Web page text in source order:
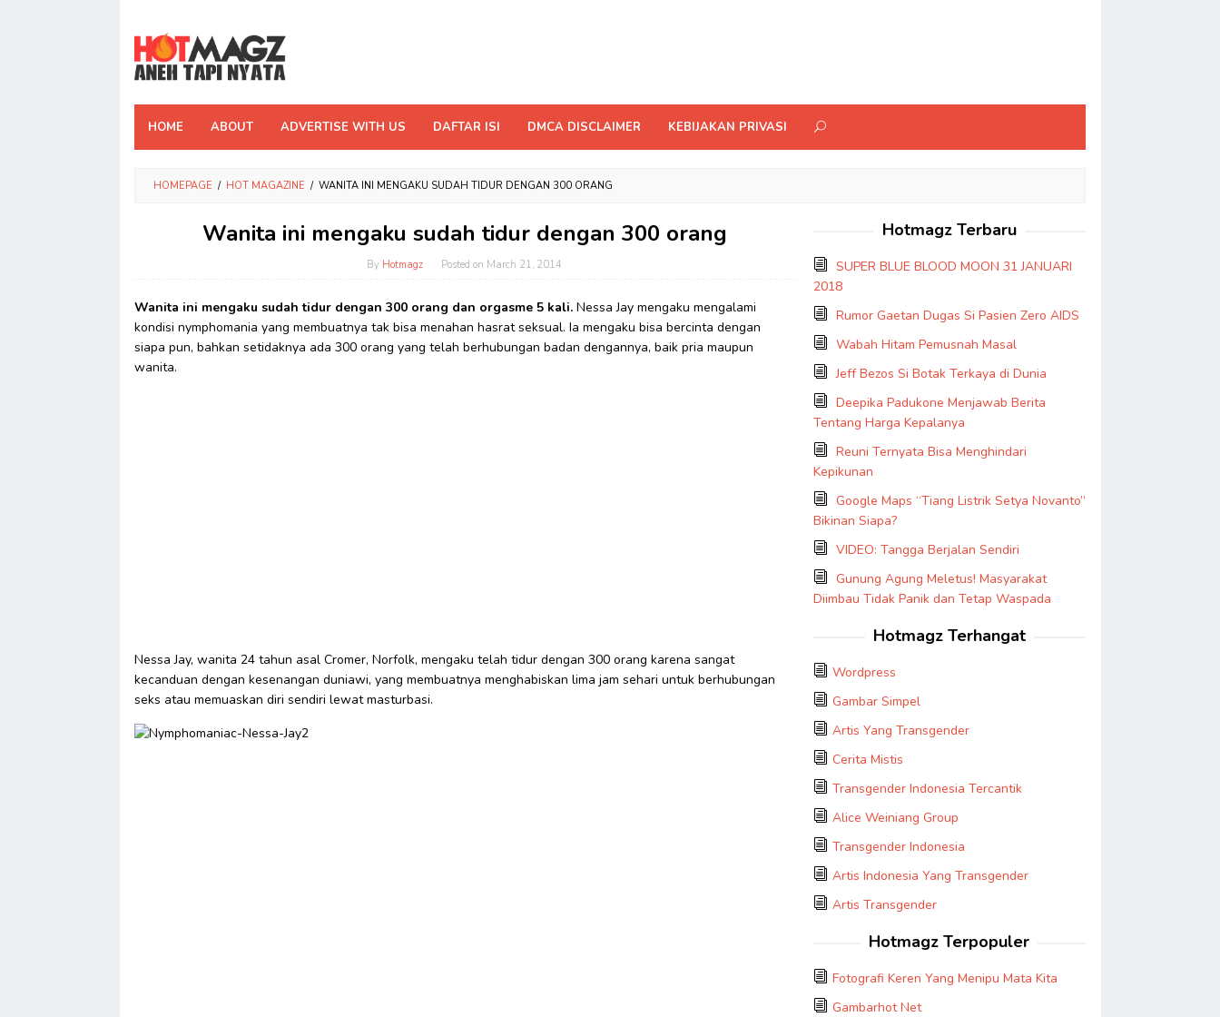
content
HOME ABOUT ADVERTISE WITH US DAFTAR ISI DMCA DISCLAIMER KEBIJAKAN PRIVASI
HOMEPAGE / HOT MAGAZINE / WANITA INI MENGAKU SUDAH TIDUR DENGAN 300 ORANG
Wanita ini mengaku sudah tidur dengan 300 orang
By Hotmagz Posted on March 21, 2014
Wanita ini mengaku sudah tidur dengan 300 orang dan orgasme 5 kali. Nessa Jay mengaku mengalami
kondisi nymphomania yang membuatnya tak bisa menahan hasrat seksual. Ia mengaku bisa bercinta dengan
siapa pun, bahkan setidaknya ada 300 orang yang telah berhubungan badan dengannya, baik pria maupun
wanita.
Nessa Jay, wanita 24 tahun asal Cromer, Norfolk, mengaku telah tidur dengan 300 orang karena sangat
kecanduan dengan kesenangan duniawi, yang membuatnya menghabiskan lima jam sehari untuk berhubungan
seks atau memuaskan diri sendiri lewat masturbasi.
Hotmagz Terbaru
SUPER BLUE BLOOD MOON 31 JANUARI
2018
Rumor Gaetan Dugas Si Pasien Zero AIDS
Wabah Hitam Pemusnah Masal
Jeff Bezos Si Botak Terkaya di Dunia
Deepika Padukone Menjawab Berita
Tentang Harga Kepalanya
Reuni Ternyata Bisa Menghindari
Kepikunan
Google Maps “Tiang Listrik Setya Novanto”
Bikinan Siapa?
VIDEO: Tangga Berjalan Sendiri
Gunung Agung Meletus! Masyarakat
Diimbau Tidak Panik dan Tetap Waspada
Hotmagz Terhangat
Wordpress
Gambar Simpel
Artis Yang Transgender
Cerita Mistis
Transgender Indonesia Tercantik
Alice Weiniang Group
Transgender Indonesia
Artis Indonesia Yang Transgender
Artis Transgender
Hotmagz Terpopuler
Fotografi Keren Yang Menipu Mata Kita
Gambarhot Net